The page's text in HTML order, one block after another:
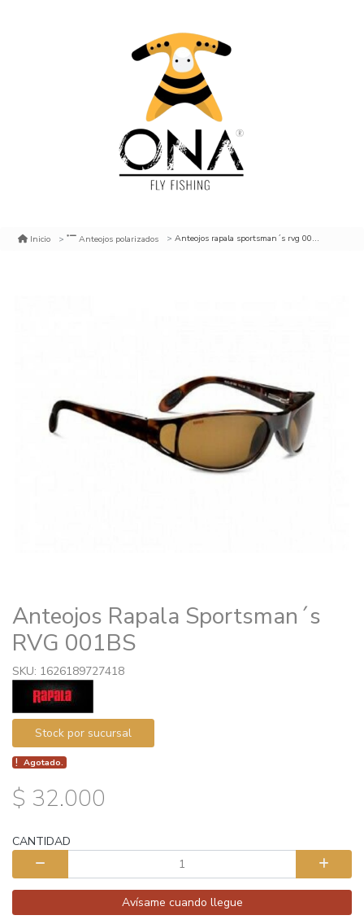
Inicio Anteojos polarizados Anteojos rapala sportsman´s rvg 001bs
Anteojos Rapala Sportsman´s
RVG 001BS
SKU: 1626189727418
Stock por sucursal
Agotado.
$ 32.000
CANTIDAD
Avísame cuando llegue